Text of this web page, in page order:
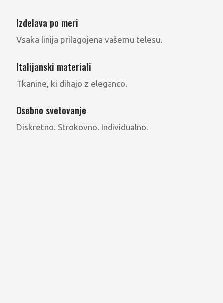
Izdelava po meri
Vsaka linija prilagojena vašemu telesu.
Italijanski materiali
Tkanine, ki dihajo z eleganco.
Osebno svetovanje
Diskretno. Strokovno. Individualno.